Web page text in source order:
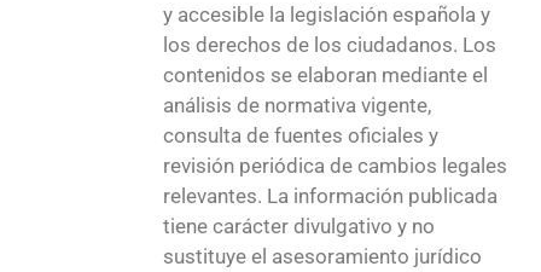
y accesible la legislación española y
los derechos de los ciudadanos. Los
contenidos se elaboran mediante el
análisis de normativa vigente,
consulta de fuentes oficiales y
revisión periódica de cambios legales
relevantes. La información publicada
tiene carácter divulgativo y no
sustituye el asesoramiento jurídico